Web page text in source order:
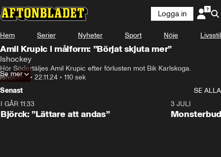
Logga in
Hem Serier Nyheter Sport Nöje Livsstil
Amil Krupic i målform: ”Börjat skjuta mer”
Ishockey
Hör Södertäljes Amil Krupic efter förlusten mot Bik Karlskoga.
Ishockey• 22.11.24 • 110 sek
Se mer
Senast
SE ALLA
I GÅR 11:33
Björck: ”Lättare att andas”
3 JULI